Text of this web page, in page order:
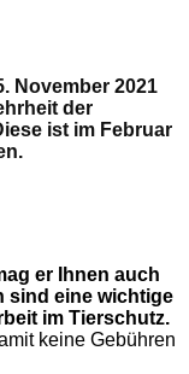
November 2021
der
ist im Februar
er Ihnen auch
sind eine wichtige
im Tierschutz.
keine Gebühren